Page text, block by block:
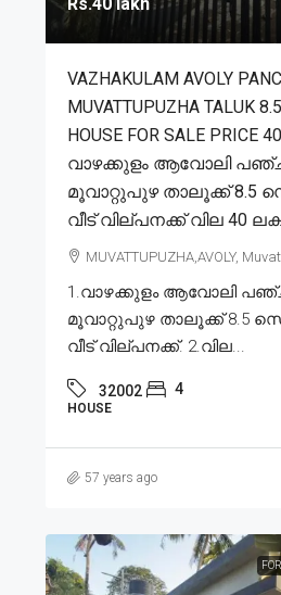
VAZHAKULAM AVOLY
MUVATTUPUZHA TALUK
HOUSE FOR SALE PRICE
വാഴക്കുളം ആവോലി
മൂവാറ്റുപുഴ താലൂക്ക് 8.5
വീട് വില്പനക്ക് വില 40
MUVATTUPUZHA,AVOLY,
1.വാഴക്കുളം ആവോലി
മൂവാറ്റുപുഴ താലൂക്ക് 8.5
വീട് വില്പനക്ക്. 2.വില...
32002 4
HOUSE
57 years ago